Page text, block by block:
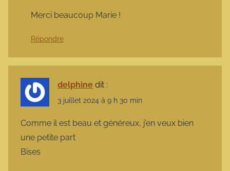
Merci beaucoup Marie !
Répondre
delphine dit :
3 juillet 2024 à 9 h 30 min
Comme il est beau et généreux, j’en veux bien
une petite part
Bises